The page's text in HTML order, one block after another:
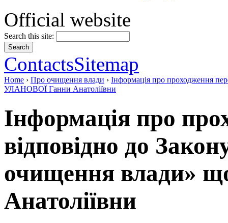
Official website
Search this site:
ContactsSitemap
Home › Про очищення влади › Інформація про проходження
УЛАНОВОЇ Ганни Анатоліївни
Інформація про
відповідно до
очищення влади»
Анатоліївни